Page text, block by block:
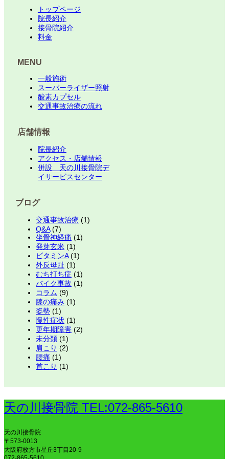
トップページ
院長紹介
接骨院紹介
料金
MENU
一般施術
スーパーライザー照射
酸素カプセル
交通事故治療の流れ
店舗情報
院長紹介
アクセス・店舗情報
併設 天の川接骨院デ
イサービスセンター
ブログ
交通事故治療 (1)
Q&A(7)
坐骨神経痛 (1)
発芽玄米 (1)
ビタミンA(1)
外反母趾 (1)
むち打ち症 (1)
バイク事故 (1)
コラム (9)
膝の痛み (1)
姿勢 (1)
慢性症状 (1)
更年期障害 (2)
未分類 (1)
肩こり (2)
腰痛 (1)
首こり (1)
天の川接骨院 TEL:072-865-5610
天の川接骨院
〒573-0013
大阪府枚方市星丘3丁目20-9